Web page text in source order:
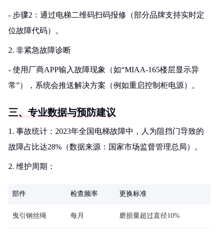
- 步骤2：通过电梯二维码扫码报修（部分品牌支持实时定
位故障代码）。
2. 非紧急故障诊断
- 使用厂商APP输入故障现象（如“MIAA-165楼层显示异
常”），系统会推送解决方案（例如重启控制柜电源）。
三、专业数据与预防建议
1. 事故统计：2023年全国电梯故障中，人为阻挡门导致的
故障占比达28%（数据来源：国家市场监督管理总局）。
2. 维护周期：
部件 检查频率 更换标准
曳引钢丝绳 每月 磨损量超过直径10%